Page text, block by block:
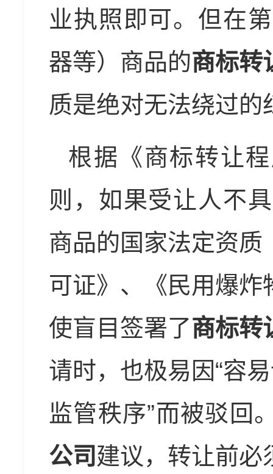
业执照即可。但在
器等）商品的商标转
质是绝对无法绕过的
根据《商标转让
则，如果受让人不
商品的国家法定资
可证》、《民用爆
使盲目签署了商标转
请时，也极易因“容
监管秩序”而被驳回
公司 建议，转让前必